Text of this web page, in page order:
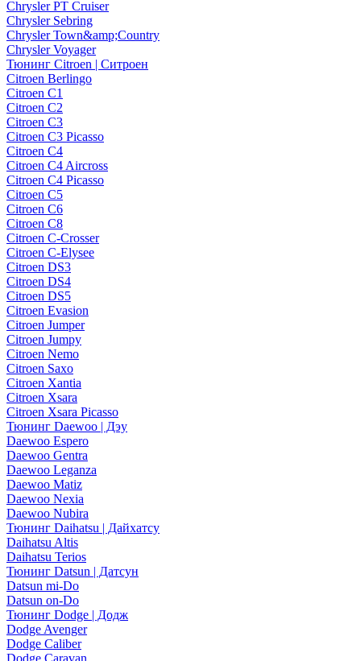
Chrysler PT Cruiser
Chrysler Sebring
Chrysler Town&amp;Country
Chrysler Voyager
Тюнинг Citroen | Ситроен
Citroen Berlingo
Citroen C1
Citroen C2
Citroen C3
Citroen C3 Picasso
Citroen C4
Citroen C4 Aircross
Citroen C4 Picasso
Citroen C5
Citroen C6
Citroen C8
Citroen C-Crosser
Citroen C-Elysee
Citroen DS3
Citroen DS4
Citroen DS5
Citroen Evasion
Citroen Jumper
Citroen Jumpy
Citroen Nemo
Citroen Saxo
Citroen Xantia
Citroen Xsara
Citroen Xsara Picasso
Тюнинг Daewoo | Дэу
Daewoo Espero
Daewoo Gentra
Daewoo Leganza
Daewoo Matiz
Daewoo Nexia
Daewoo Nubira
Тюнинг Daihatsu | Дайхатсу
Daihatsu Altis
Daihatsu Terios
Тюнинг Datsun | Датсун
Datsun mi-Do
Datsun on-Do
Тюнинг Dodge | Додж
Dodge Avenger
Dodge Caliber
Dodge Caravan